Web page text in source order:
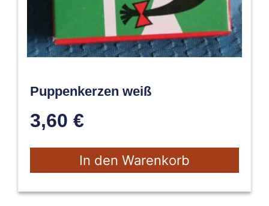
Puppenkerzen weiß
3,60 €
In den Warenkorb